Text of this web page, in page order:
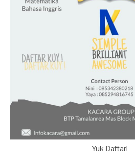
Yuk Daftar!